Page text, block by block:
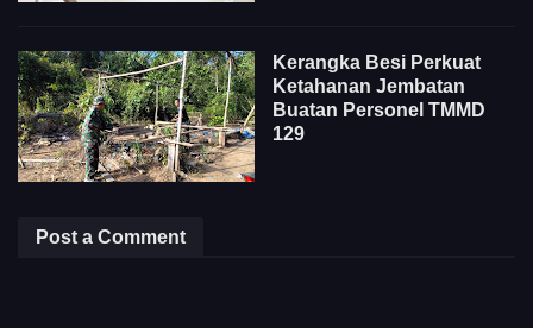
Kerangka Besi Perkuat
Ketahanan Jembatan
Buatan Personel TMMD
129
Post a Comment